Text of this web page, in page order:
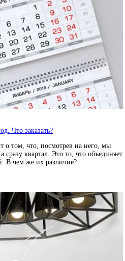
Что заказать?
о том, что, посмотрев на него, мы
квартал. Это то, что объединяет
В чем же их различие?